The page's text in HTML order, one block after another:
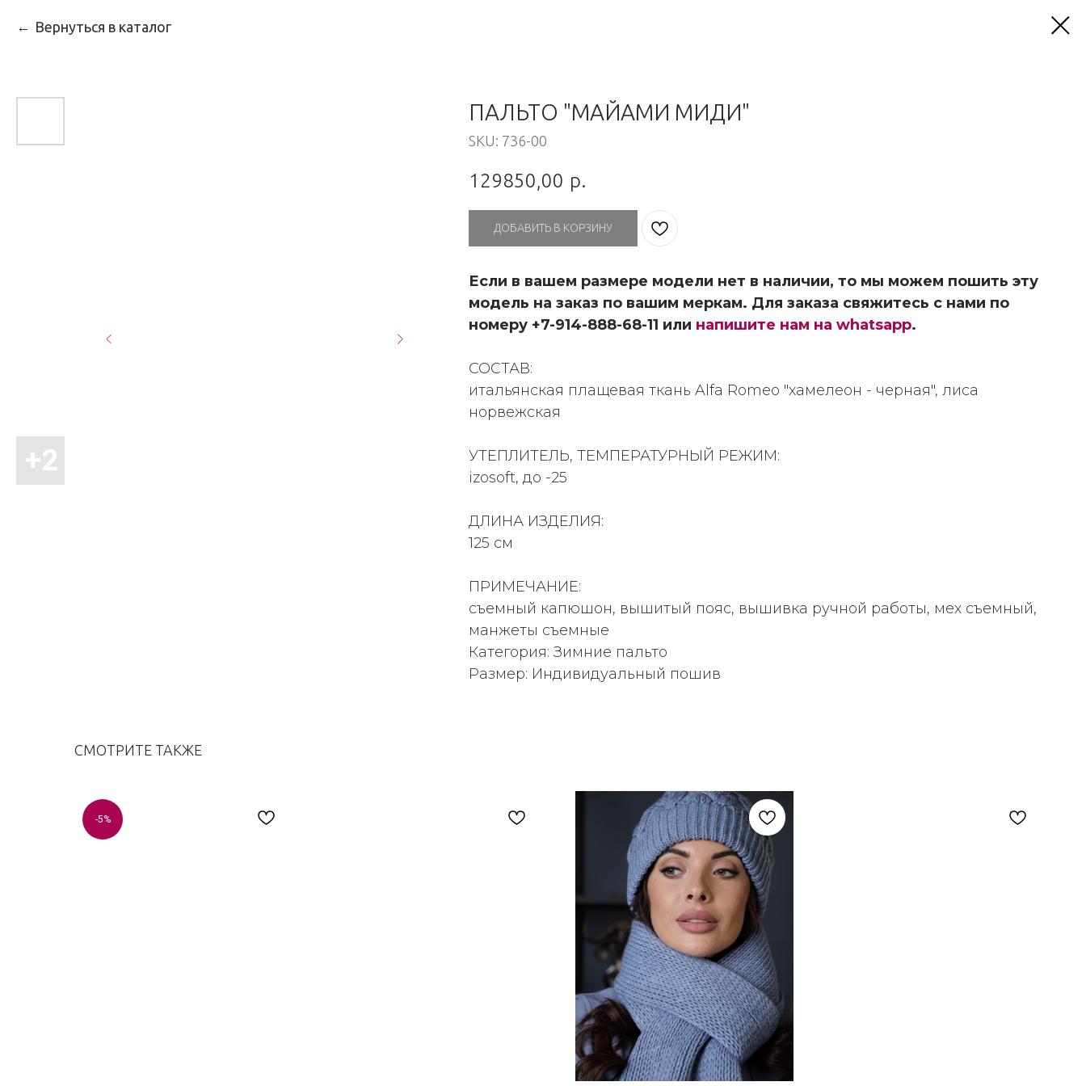
Вернуться в каталог
ПАЛЬТО "МАЙАМИ МИДИ"
SKU: 736-00
129850,00 р.
ДОБАВИТЬ В КОРЗИНУ
Если в вашем размере модели нет в наличии, то мы можем пошить эту
модель на заказ по вашим меркам. Для заказа свяжитесь с нами по
номеру +7-914-888-68-11 или напишите нам на whatsapp.
СОСТАВ:
итальянская плащевая ткань Alfa Romeo "хамелеон - черная", лиса
норвежская
УТЕПЛИТЕЛЬ, ТЕМПЕРАТУРНЫЙ РЕЖИМ:
izosoft, до -25
ДЛИНА ИЗДЕЛИЯ:
125 см
ПРИМЕЧАНИЕ:
съемный капюшон, вышитый пояс, вышивка ручной работы, мех съемный,
манжеты съемные
Категория: Зимние пальто
Размер: Индивидуальный пошив
СМОТРИТЕ ТАКЖЕ
-5%